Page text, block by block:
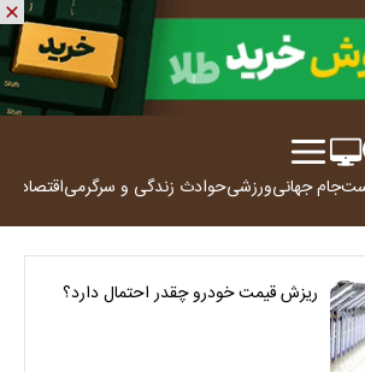
جام جهانیورزشیحوادث زندگی و سرگرمیاقتصاد
ریزش قیمت خودرو چقدر احتمال دارد؟